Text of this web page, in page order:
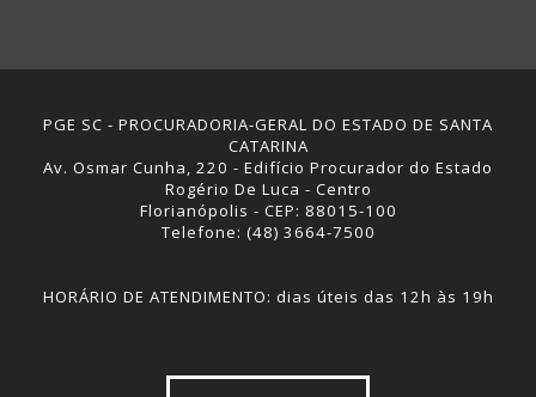
PGE SC - PROCURADORIA-GERAL DO ESTADO DE SANTA
CATARINA
Av. Osmar Cunha, 220 - Edifício Procurador do Estado
Rogério De Luca - Centro
Florianópolis - CEP: 88015-100
Telefone: (48) 3664-7500
HORÁRIO DE ATENDIMENTO: dias úteis das 12h às 19h